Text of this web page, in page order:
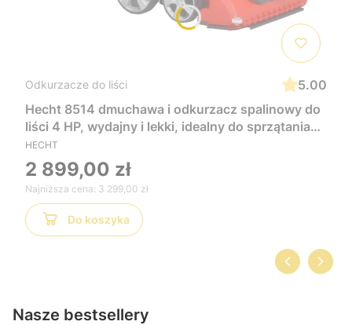
Odkurzacze do liści
5.00
Hecht 8514 dmuchawa i odkurzacz spalinowy do
liści 4 HP, wydajny i lekki, idealny do sprzątania
ogrodu, liści i odpadów zielonych, łatwy w
obsłudze
HECHT
2 899,00 zł
Najniższa cena: 3 299,00 zł
Do koszyka
Nasze bestsellery